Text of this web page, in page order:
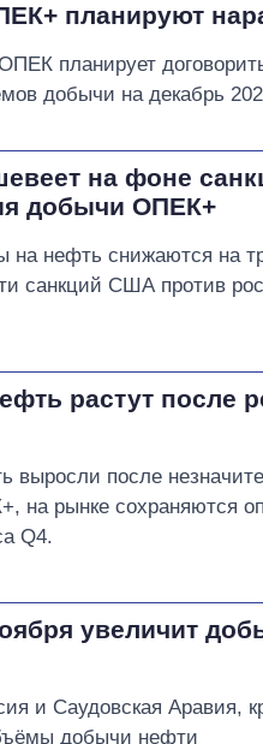
планируют
планирует
добычи на декабрь
на фоне
добычи ОПЕК+
на нефть снижаются на
санкций США против
растут после
выросли после
на рынке сохраняются
Q4.
увеличит
и Саудовская
добычи нефти